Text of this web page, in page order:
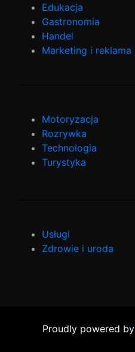
Edukacja
Gastronomia
Handel
Marketing i reklama
Motoryzacja
Rozrywka
Technologia
Turystyka
Usługi
Zdrowie i uroda
Proudly powered by